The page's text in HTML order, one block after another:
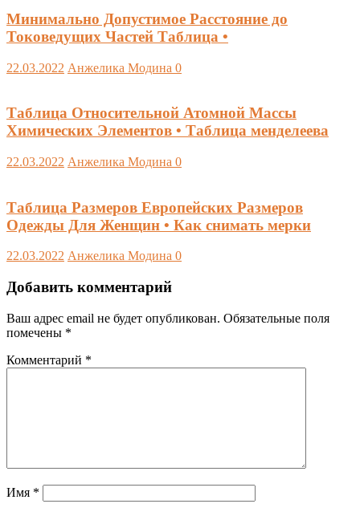
Минимально Допустимое Расстояние до
Токоведущих Частей Таблица •
22.03.2022 Анжелика Модина 0
Таблица Относительной Атомной Массы
Химических Элементов • Таблица менделеева
22.03.2022 Анжелика Модина 0
Таблица Размеров Европейских Размеров
Одежды Для Женщин • Как снимать мерки
22.03.2022 Анжелика Модина 0
Добавить комментарий
Ваш адрес email не будет опубликован. Обязательные поля
помечены *
Комментарий *
Имя *